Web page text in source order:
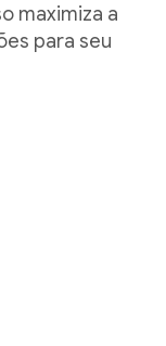
maximiza a
para seu